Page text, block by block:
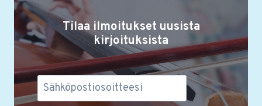
MAAILMAAN
SIJOITTUVAT
TARINAT,
PÄÄROOLEISSA
ANITA
VÄLKKI
JA
Tilaa ilmoitukset uusista
kirjoituksista